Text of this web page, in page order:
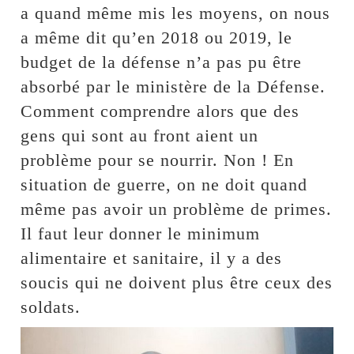
a quand même mis les moyens, on nous
a même dit qu’en 2018 ou 2019, le
budget de la défense n’a pas pu être
absorbé par le ministère de la Défense.
Comment comprendre alors que des
gens qui sont au front aient un
problème pour se nourrir. Non ! En
situation de guerre, on ne doit quand
même pas avoir un problème de primes.
Il faut leur donner le minimum
alimentaire et sanitaire, il y a des
soucis qui ne doivent plus être ceux des
soldats.